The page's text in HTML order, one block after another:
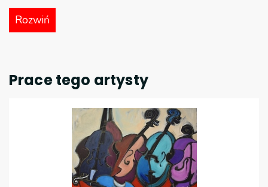
Rozwiń
Prace tego artysty